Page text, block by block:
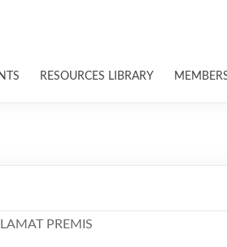
RESOURCES LIBRARY
PREMIS